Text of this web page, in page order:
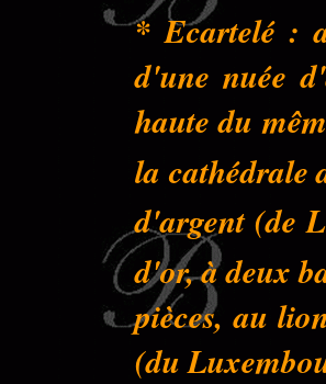
* Ecartelé :
d'une nuée
haute du
la cathédrale
d'argent (de
d'or, à deux
pièces, au
(du